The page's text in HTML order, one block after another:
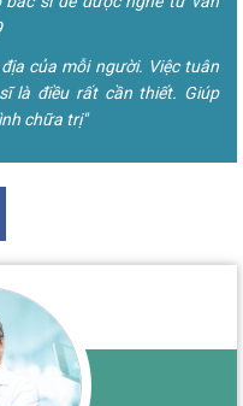
của mỗi người. Việc tuân
là điều rất cần thiết. Giúp
chữa trị"